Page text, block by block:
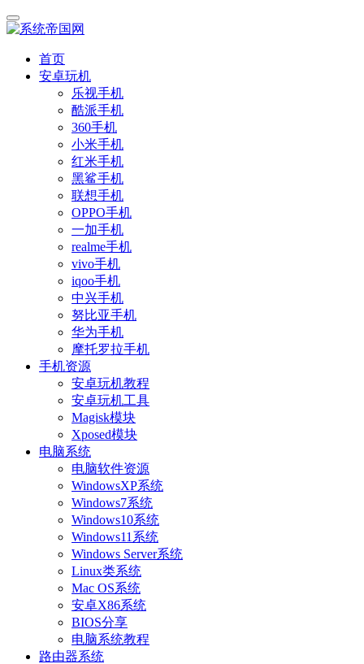
首页
安卓玩机
乐视手机
酷派手机
360手机
小米手机
红米手机
黑鲨手机
联想手机
OPPO手机
一加手机
realme手机
vivo手机
iqoo手机
中兴手机
努比亚手机
华为手机
摩托罗拉手机
手机资源
安卓玩机教程
安卓玩机工具
Magisk模块
Xposed模块
电脑系统
电脑软件资源
WindowsXP系统
Windows7系统
Windows10系统
Windows11系统
Windows Server系统
Linux类系统
Mac OS系统
安卓X86系统
BIOS分享
电脑系统教程
路由器系统